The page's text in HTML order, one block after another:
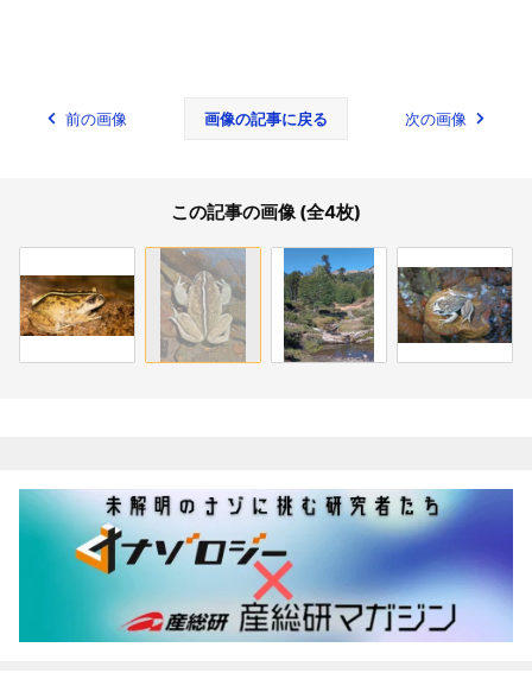
前の画像 画像の記事に戻る 次の画像
この記事の画像 (全4枚)